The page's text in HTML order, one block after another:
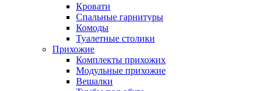
Кровати
Спальные гарнитуры
Комоды
Туалетные столики
Прихожие
Комплекты прихожих
Модульные прихожие
Вешалки